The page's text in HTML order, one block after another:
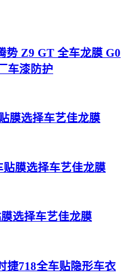
势 Z9 GT 全车龙膜 G0
车漆防护
膜选择车艺佳龙膜
膜选择车艺佳龙膜
选择车艺佳龙膜
捷718全车贴隐形车衣